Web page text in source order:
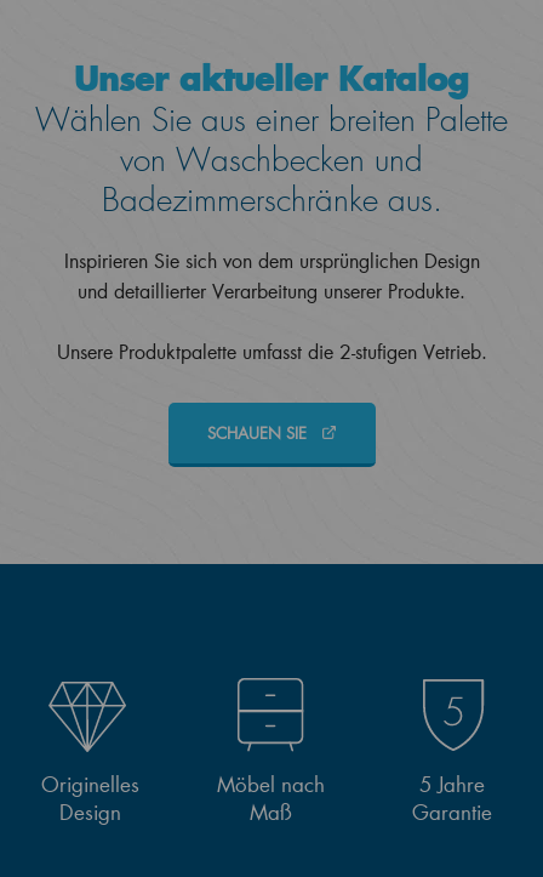
Unser aktueller Katalog
Wählen Sie aus einer breiten Palette
von Waschbecken und
Badezimmerschränke aus.
Inspirieren Sie sich von dem ursprünglichen Design
und detaillierter Verarbeitung unserer Produkte.
Unsere Produktpalette umfasst die 2-stufigen Vetrieb.
SCHAUEN SIE
Originelles
Design
Möbel nach
Maß
5 Jahre
Garantie